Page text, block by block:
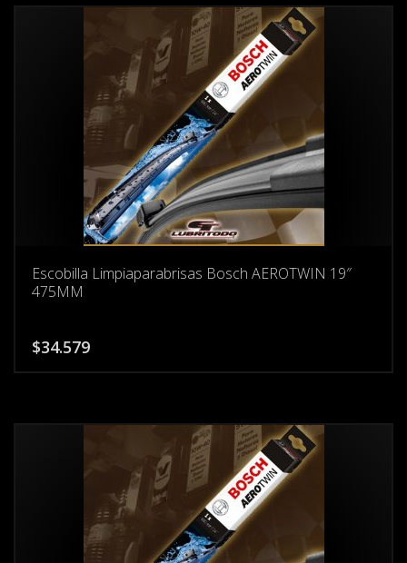
Escobilla Limpiaparabrisas Bosch AEROTWIN 19″
475MM
$34.579